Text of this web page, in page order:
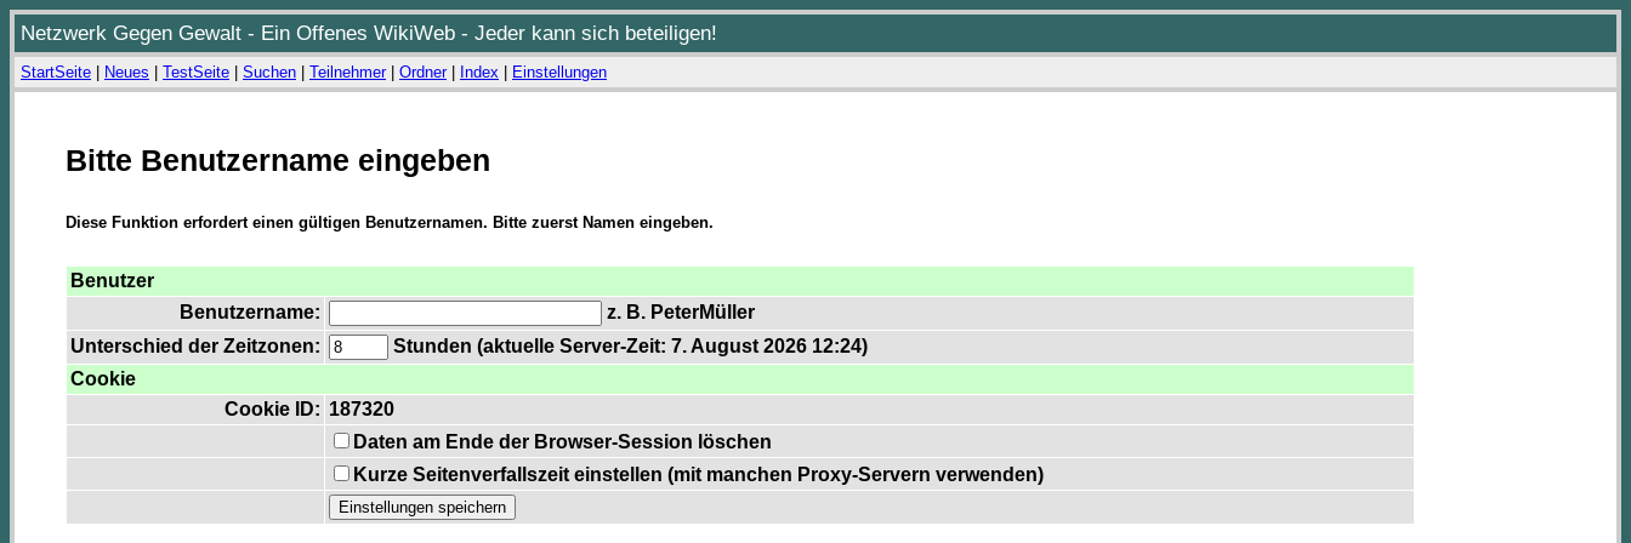
Netzwerk Gegen Gewalt - Ein Offenes WikiWeb - Jeder kann sich beteiligen!
StartSeite Neues TestSeite Suchen Teilnehmer| Ordner| Index Einstellungen
Bitte Benutzername eingeben
Diese Funktion erfordert einen gültigen Benutzernamen. Bitte zuerst Namen eingeben.
Benutzer
Benutzername:
z. B. PeterMüller
Unterschied der Zeitzonen:
Stunden (aktuelle Server-Zeit: 7. August 2026 12:24)
Cookie
Cookie ID: 187320
Daten am Ende der Browser-Session löschen
Kurze Seitenverfallszeit einstellen (mit manchen Proxy-Servern verwenden)